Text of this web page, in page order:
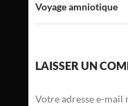
Voyage amniotique
LAISSER UN
Votre adresse e-mail